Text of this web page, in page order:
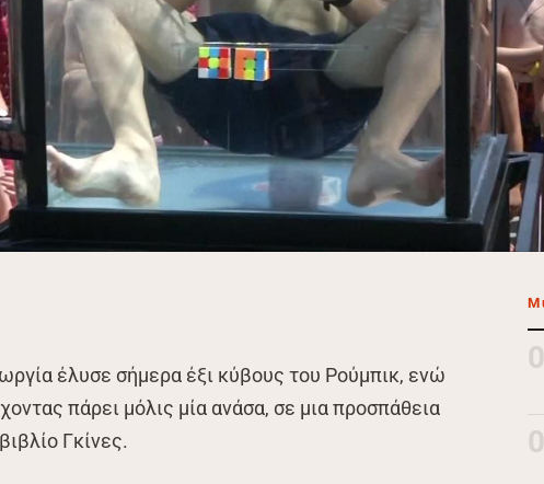
έλυσε σήμερα έξι κύβους του Ρούμπικ, ενώ
πάρει μόλις μία ανάσα, σε μια προσπάθεια
Γκίνες.